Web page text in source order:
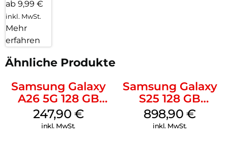
ab 9,99 €
inkl. MwSt.
Mehr
erfahren
Ähnliche Produkte
Samsung Galaxy
A26 5G 128 GB
Black
247,90 €
inkl. MwSt.
Samsung Galaxy
S25 128 GB
Icyblue
898,90€
inkl. MwSt.